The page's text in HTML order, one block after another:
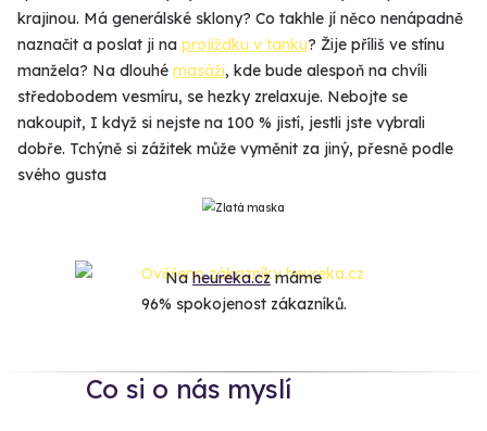
krajinou. Má generálské sklony? Co takhle jí něco nenápadně
naznačit a poslat ji na projížďku v tanku? Žije příliš ve stínu
manžela? Na dlouhé masáži, kde bude alespoň na chvíli
středobodem vesmíru, se hezky zrelaxuje. Nebojte se
nakoupit, I když si nejste na 100 % jistí, jestli jste vybrali
dobře. Tchýně si zážitek může vyměnit za jiný, přesně podle
svého gusta
Naheureka.czmáme
96% spokojenost zákazníků.
Co si o nás myslí